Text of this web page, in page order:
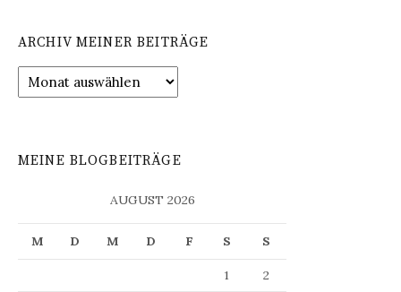
ARCHIV MEINER BEITRÄGE
Archiv
meiner
MEINE BLOGBEITRÄGE
AUGUST 2026
M D M D F S S
1
2